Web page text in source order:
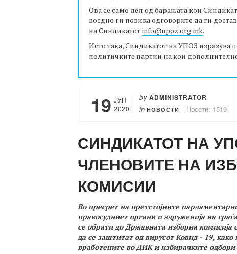
Ова се само дел од барањата кои
воедно ги повика одговорите да ги
на Синдикатотinfo@upoz.org.mk.
Исто така, Синдикатот на УПОЗ изразува
политичките партии на кои
19 ЈУН
2020
by ADMINISTRATOR
in НОВОСТИ Посети: 1519
СИНДИКАТОТ НА
ЧЛЕНОВИТЕ НА
КОМИСИИ
Во пресрет на претстојните
правосудниет органи и здруженија на
се обрати до Државната изборна
да се заштитат од вирусот Ковид - 19,
вработените во ДИК и избирачките